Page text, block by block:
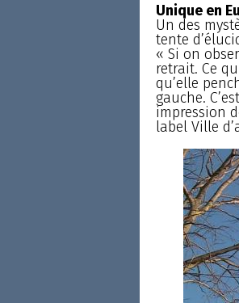
Unique en
Un des
tente
« Si on
retrait. Ce
qu’elle
gauche.
impression
label Ville